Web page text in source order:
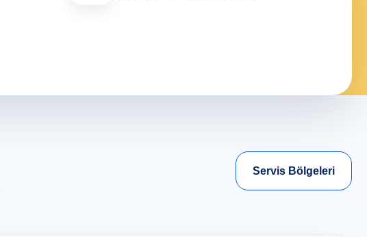
Servis Bölgeleri